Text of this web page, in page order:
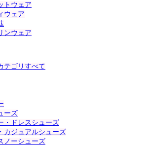
トウェア
ウェア
ンウェア
テゴリすべて
ーズ
・ドレスシューズ
カジュアルシューズ
ノーシューズ